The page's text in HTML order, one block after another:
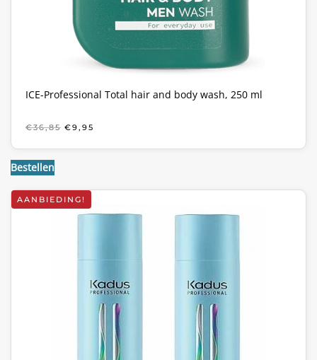
ICE-Professional Total hair and body wash, 250 ml
€36,85 OORSPRONKELIJKE
WAS:
€9,95
IS:
Bestellen
AANBIEDING!